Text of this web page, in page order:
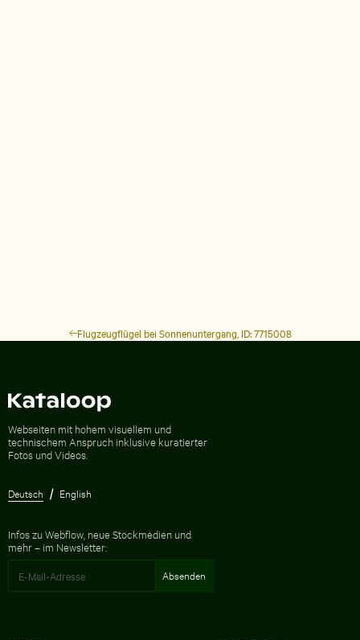
Flugzeugflügel bei Sonnenuntergang, ID: 7715008
Webseiten mit hohem visuellem und
technischem Anspruch inklusive kuratierter
Fotos und Videos.
Deutsch English
Infos zu Webflow, neue Stockmedien und
mehr – im Newsletter: